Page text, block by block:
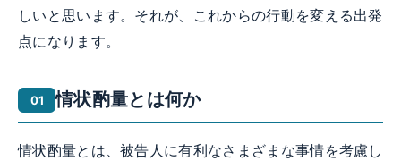
しいと思います。それが、これからの行動を変える出発
点になります。
情状酌量とは何か
情状酌量とは、被告人に有利なさまざまな事情を考慮し